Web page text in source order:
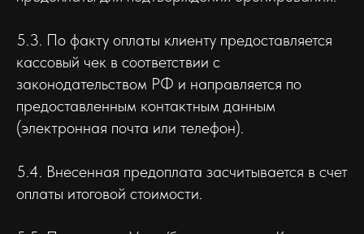
5.3. По факту оплаты клиенту предоставляется
кассовый чек в соответствии с
законодательством РФ и направляется по
предоставленным контактным данным
(электронная почта или телефон).
5.4. Внесенная предоплата засчитывается в счет
оплаты итоговой стоимости.